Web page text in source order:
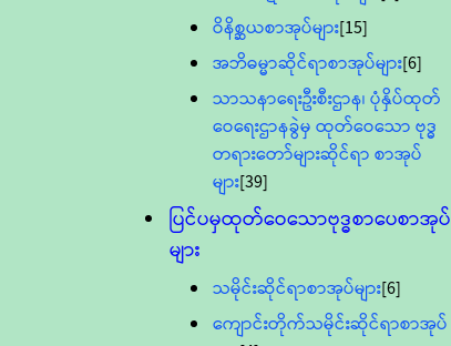
ဝိနိစ္ဆယစာအုပ်များ[15]
အဘိဓမ္မာဆိုင်ရာစာအုပ်များ[6]
သာသနာရေးဦးစီးဌာန၊ ပုံနှိပ်ထုတ်
ဝေရေးဌာနခွဲမှ ထုတ်ဝေသော ဗုဒ္ဓ
တရားတော်များဆိုင်ရာ စာအုပ်
များ[39]
ပြင်ပမှထုတ်ဝေသောဗုဒ္ဓစာပေစာအုပ်
များ
သမိုင်းဆိုင်ရာစာအုပ်များ[6]
ကျောင်းတိုက်သမိုင်းဆိုင်ရာစာအုပ်